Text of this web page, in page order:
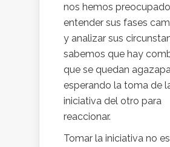
nos hemos
entender sus fases
y analizar sus
sabemos que hay
que se quedan
esperando la toma de
iniciativa del otro para
reaccionar.
Tomar la iniciativa no